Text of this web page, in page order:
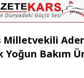
Milletvekili
Yoğun Bakım